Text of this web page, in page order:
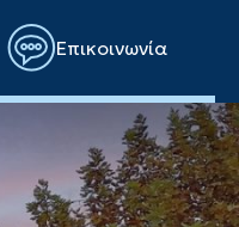
Επικοινωνία